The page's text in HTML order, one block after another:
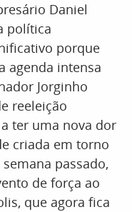
Daniel
política
porque
agenda intensa
Jorginho
reeleição
ter uma nova dor
criada em torno
passado,
de força ao
que agora fica